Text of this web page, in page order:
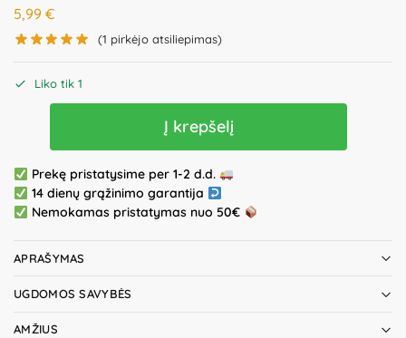
5,99 €
(1 pirkėjo atsiliepimas)
Liko tik 1
Į krepšelį
Prekę pristatysime per 1-2 d.d.
14 dienų grąžinimo garantija
Nemokamas pristatymas nuo 50€
APRAŠYMAS
UGDOMOS SAVYBĖS
AMŽIUS